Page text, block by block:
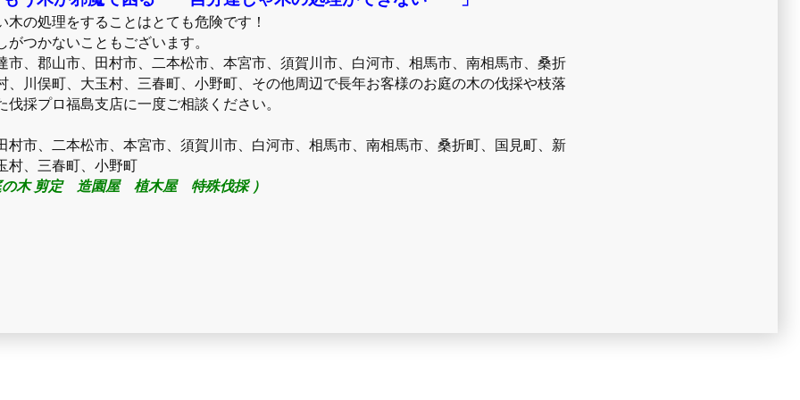
の処理をすることはとても危険です！
つかないこともございます。
市、郡山市、田村市、二本松市、本宮市、須賀川市、白河市、相馬市、南相馬市、桑折
、川俣町、大玉村、三春町、小野町、その他周辺で長年お客様のお庭の木の伐採や枝落
採プロ福島支店に一度ご相談ください。
村市、二本松市、本宮市、須賀川市、白河市、相馬市、南相馬市、桑折町、国見町、新
村、三春町、小野町
木 剪定 造園屋 植木屋 特殊伐採 ）